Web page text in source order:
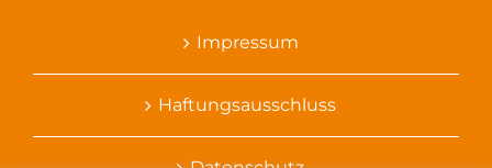
Impressum
Haftungsausschluss